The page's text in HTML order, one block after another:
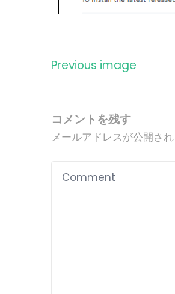
Previous image
コメントを残す
メールアドレスが公開さ